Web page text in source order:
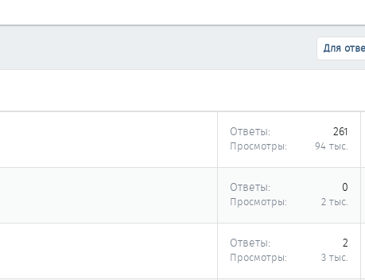
Для
Ответы 261
Просмотры 94 тыс.
Ответы 0
Просмотры 2 тыс.
Ответы 2
Просмотры 3 тыс.